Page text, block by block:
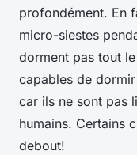
profondément. En
micro-siestes
dorment pas tout
capables de
car ils ne sont pas
humains. Certains
debout!